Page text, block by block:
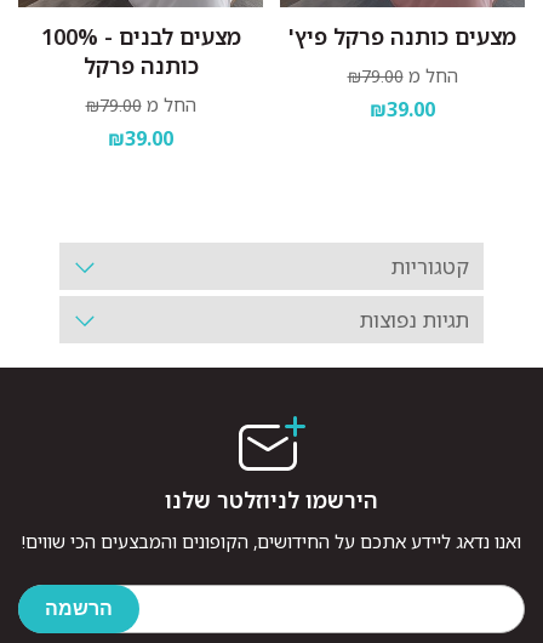
מצעים כותנה פרקל פיץ'
החל מ ₪79.00
₪39.00
מצעים לבנים - 100%
כותנה פרקל
החל מ ₪79.00
₪39.00
קטגוריות
תגיות נפוצות
הירשמו לניוזלטר שלנו
ואנו נדאג ליידע אתכם על החידושים, הקופונים והמבצעים הכי שווים!